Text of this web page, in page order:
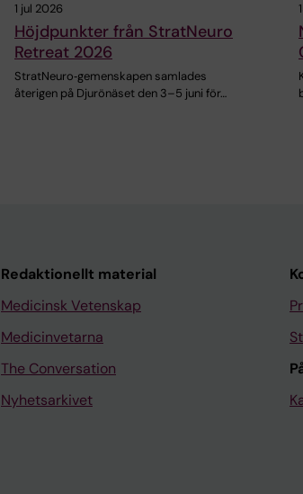
1 jul 2026
Höjdpunkter från StratNeuro
Retreat 2026
StratNeuro‑gemenskapen samlades
återigen på Djurönäset den 3–5 juni för…
Redaktionellt material
Medicinsk Vetenskap
Medicinvetarna
The Conversation
Nyhetsarkivet